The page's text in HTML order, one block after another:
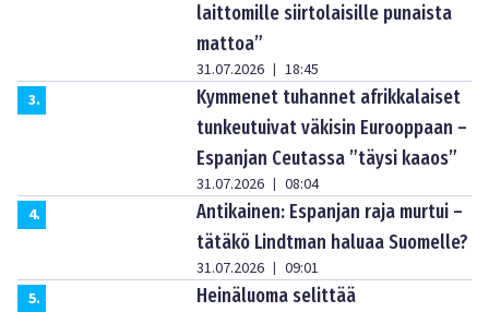
laittomille siirtolaisille punaista
mattoa”
31.07.2026 | 18:45
3.
Kymmenet tuhannet afrikkalaiset
tunkeutuivat väkisin Eurooppaan –
Espanjan Ceutassa ”täysi kaaos”
31.07.2026 | 08:04
4.
Antikainen: Espanjan raja murtui –
tätäkö Lindtman haluaa Suomelle?
31.07.2026 | 09:01
5.
Heinäluoma selittää